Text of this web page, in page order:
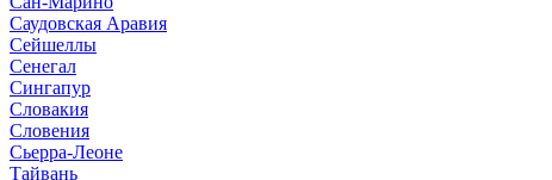
Саудовская Аравия
Сейшеллы
Сенегал
Сингапур
Словакия
Словения
Сьерра-Леоне
Тайвань